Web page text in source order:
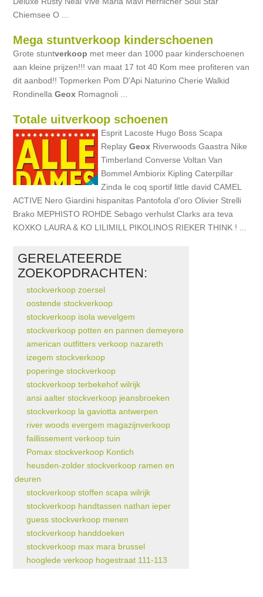
Chiemsee O ...
Mega stuntverkoop kinderschoenen
Grote stuntverkoop met meer dan 1000 paar kinderschoenen
aan kleine prijzen!!! van maat 17 tot 40 Kom mee profiteren van
dit aanbod!! Topmerken Pom D'Api Naturino Cherie Walkid
RondinellaGeox Romagnoli ...
Totale uitverkoop schoenen
Esprit Lacoste Hugo Boss Scapa
ReplayGeox Riverwoods Gaastra Nike
Timberland Converse Voltan Van
Bommel Ambiorix Kipling Caterpillar
Zinda le coq sportif little david CAMEL
ACTIVE Nero Giardini hispanitas Pantofola d'oro Olivier Strelli
Brako MEPHISTO ROHDE Sebago verhulst Clarks ara teva
KOXKO LAURA & KO LILIMILL PIKOLINOS RIEKER THINK ! ...
GERELATEERDE
ZOEKOPDRACHTEN:
stockverkoop zoersel
oostende stockverkoop
stockverkoop isola wevelgem
stockverkoop potten en pannen demeyere
american outfitters verkoop nazareth
izegem stockverkoop
poperinge stockverkoop
stockverkoop terbekehof wilrijk
ansi aalter stockverkoop jeansbroeken
stockverkoop la gaviotta antwerpen
river woods evergem magazijnverkoop
faillissement verkoop tuin
Pomax stockverkoop Kontich
heusden-zolder stockverkoop ramen en
deuren
stockverkoop stoffen scapa wilrijk
stockverkoop handtassen nathan ieper
guess stockverkoop menen
stockverkoop handdoeken
stockverkoop max mara brussel
hooglede verkoop hogestraat 111-113